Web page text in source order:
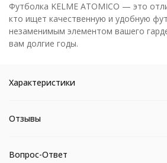
Футболка KELME ATOMICO — это
кто ищет качественную и удобную
незаменимым элементом вашего
вам долгие годы.
Характеристики
Отзывы
Вопрос-Ответ